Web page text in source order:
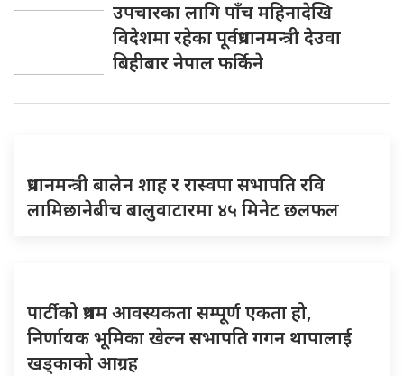
उपचारका लागि पाँच महिनादेखि
विदेशमा रहेका पूर्वप्रधानमन्त्री देउवा
बिहीबार नेपाल फर्किने
प्रधानमन्त्री बालेन शाह र रास्वपा सभापति रवि
लामिछानेबीच बालुवाटारमा ४५ मिनेट छलफल
पार्टीको प्रथम आवस्यकता सम्पूर्ण एकता हो,
निर्णायक भूमिका खेल्न सभापति गगन थापालाई
खड्काको आग्रह